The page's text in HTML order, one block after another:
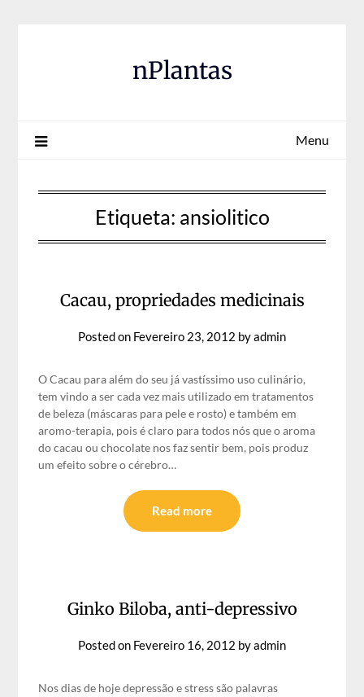
nPlantas
Menu
Etiqueta: ansiolitico
Cacau, propriedades medicinais
Posted on Fevereiro 23, 2012 byadmin
O Cacau para além do seu já vastíssimo uso culinário,
tem vindo a ser cada vez mais utilizado em tratamentos
de beleza (máscaras para pele e rosto) e também em
aromo-terapia, pois é claro para todos nós que o aroma
do cacau ou chocolate nos faz sentir bem, pois produz
um efeito sobre o cérebro…
Read more
Ginko Biloba, anti-depressivo
Posted on Fevereiro 16, 2012 byadmin
Nos dias de hoje depressão e stress são palavras